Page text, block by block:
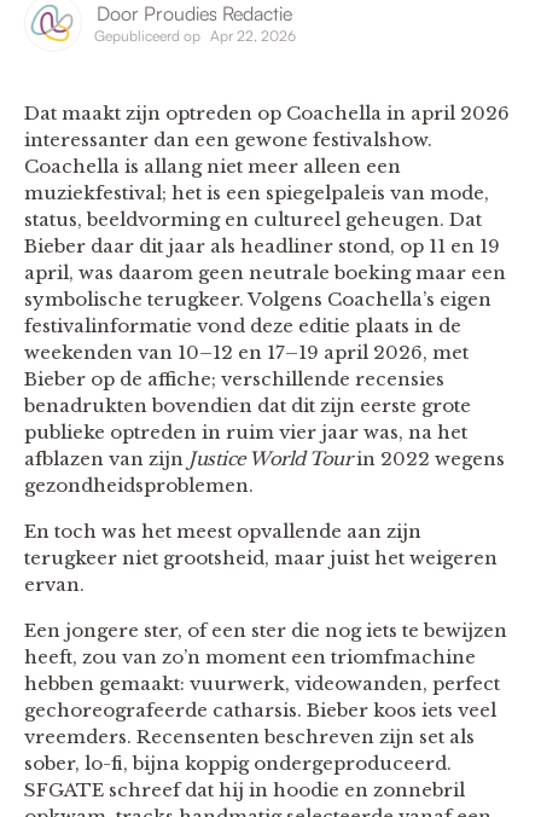
Door Proudies Redactie
Gepubliceerd op Apr 22, 2026
Dat maakt zijn optreden op Coachella in april 2026
interessanter dan een gewone festivalshow.
Coachella is allang niet meer alleen een
muziekfestival; het is een spiegelpaleis van mode,
status, beeldvorming en cultureel geheugen. Dat
Bieber daar dit jaar als headliner stond, op 11 en 19
april, was daarom geen neutrale boeking maar een
symbolische terugkeer. Volgens Coachella’s eigen
festivalinformatie vond deze editie plaats in de
weekenden van 10–12 en 17–19 april 2026, met
Bieber op de affiche; verschillende recensies
benadrukten bovendien dat dit zijn eerste grote
publieke optreden in ruim vier jaar was, na het
afblazen van zijn Justice World Tourin 2022 wegens
gezondheidsproblemen.
En toch was het meest opvallende aan zijn
terugkeer niet grootsheid, maar juist het weigeren
ervan.
Een jongere ster, of een ster die nog iets te bewijzen
heeft, zou van zo’n moment een triomfmachine
hebben gemaakt: vuurwerk, videowanden, perfect
gechoreografeerde catharsis. Bieber koos iets veel
vreemders. Recensenten beschreven zijn set als
sober, lo-fi, bijna koppig ondergeproduceerd.
SFGATE schreef dat hij in hoodie en zonnebril